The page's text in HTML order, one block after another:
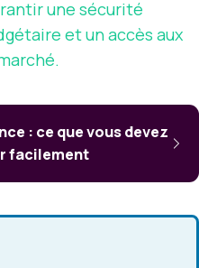
une sécurité
et un accès aux
: ce que vous devez
facilement